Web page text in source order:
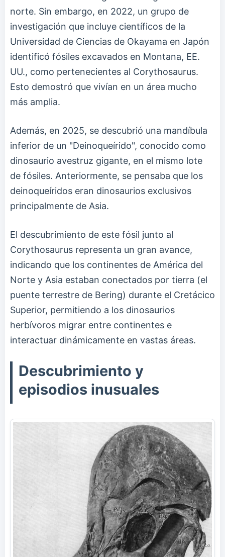
norte. Sin embargo, en 2022, un grupo de
investigación que incluye científicos de la
Universidad de Ciencias de Okayama en Japón
identificó fósiles excavados en Montana, EE.
UU., como pertenecientes al Corythosaurus.
Esto demostró que vivían en un área mucho
más amplia.
Además, en 2025, se descubrió una mandíbula
inferior de un "Deinoqueírido", conocido como
dinosaurio avestruz gigante, en el mismo lote
de fósiles. Anteriormente, se pensaba que los
deinoqueíridos eran dinosaurios exclusivos
principalmente de Asia.
El descubrimiento de este fósil junto al
Corythosaurus representa un gran avance,
indicando que los continentes de América del
Norte y Asia estaban conectados por tierra (el
puente terrestre de Bering) durante el Cretácico
Superior, permitiendo a los dinosaurios
herbívoros migrar entre continentes e
interactuar dinámicamente en vastas áreas.
Descubrimiento y
episodios inusuales